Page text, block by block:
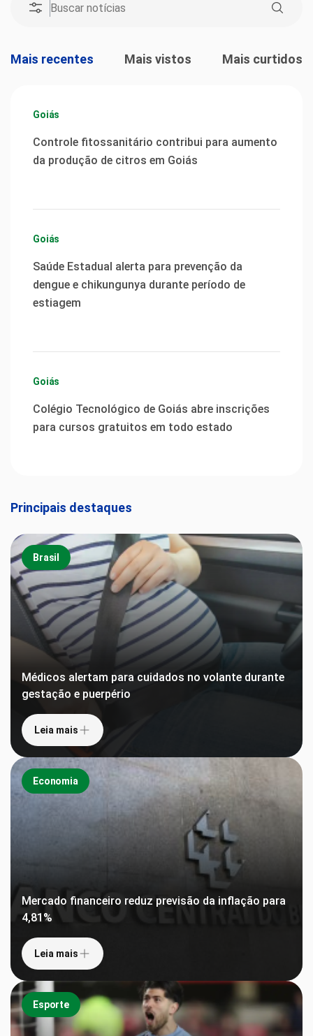
Mais recentes Mais vistos Mais curtidos
Goiás
Controle fitossanitário contribui para aumento
da produção de citros em Goiás
Goiás
Saúde Estadual alerta para prevenção da
dengue e chikungunya durante período de
estiagem
Goiás
Colégio Tecnológico de Goiás abre inscrições
para cursos gratuitos em todo estado
Principais destaques
Brasil
Médicos alertam para cuidados no volante durante
gestação e puerpério
Leia mais
Economia
Mercado financeiro reduz previsão da inflação para
4,81%
Leia mais
Esporte